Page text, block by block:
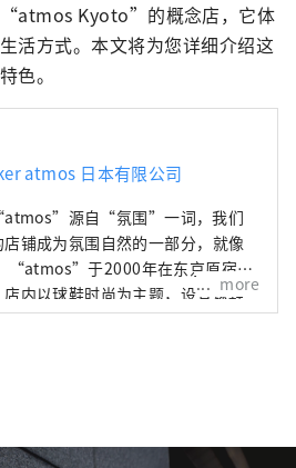
“atmos Kyoto”的概念店，它体
活方式。本文将为您详细介绍这
色。
atmos 日本有限公司
源自“氛围”一词，我们
铺成为氛围自然的一部分，就像
“atmos”于2000年在东京原宿开
内以球鞋时尚为主题，设有球鞋
界传播东京的运动鞋文化，包括
more